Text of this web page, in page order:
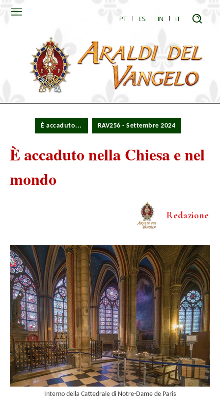
PT ES IN IT
È accaduto... RAV256 - Settembre 2024
È accaduto nella Chiesa e nel
mondo
Redazione
Interno della Cattedrale di Notre-Dame de Paris